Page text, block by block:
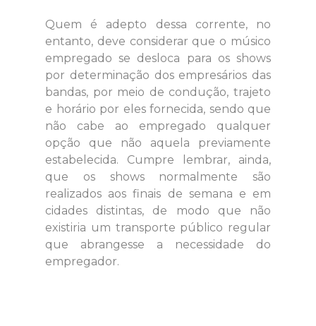
Quem é adepto dessa corrente, no
entanto, deve considerar que o músico
empregado se desloca para os shows
por determinação dos empresários das
bandas, por meio de condução, trajeto
e horário por eles fornecida, sendo que
não cabe ao empregado qualquer
opção que não aquela previamente
estabelecida. Cumpre lembrar, ainda,
que os shows normalmente são
realizados aos finais de semana e em
cidades distintas, de modo que não
existiria um transporte público regular
que abrangesse a necessidade do
empregador.